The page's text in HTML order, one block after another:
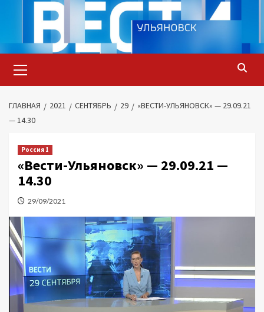
содержимому
меню
ГЛАВНАЯ 2021 СЕНТЯБРЬ 29
«ВЕСТИ-УЛЬЯНОВСК» — 29.09.21
— 14.30
Россия 1
«Вести-Ульяновск» — 29.09.21 —
14.30
29/09/2021